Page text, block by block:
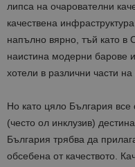
липса на очарователни
качествена
напълно вярно, тъй като
наистина модерни барове
хотели в различни части
Но като цяло България
(често ол инклузив)
България трябва да
обсебена от качеството.